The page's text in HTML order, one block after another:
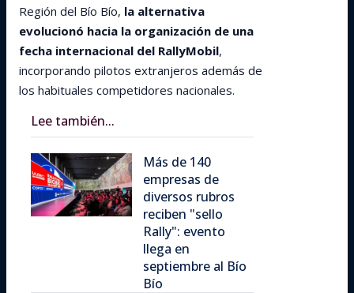
Región del Bío Bío, la alternativa
evolucionó hacia la organización de una
fecha internacional del RallyMobil,
incorporando pilotos extranjeros además de
los habituales competidores nacionales.
Lee también...
Más de 140
empresas de
diversos rubros
reciben "sello
Rally": evento
llega en
septiembre al Bío
Bío